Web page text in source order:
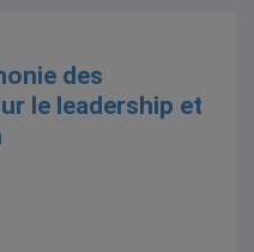
des
le leadership et